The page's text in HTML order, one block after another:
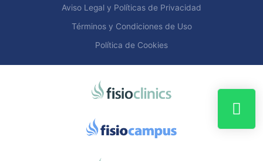
Aviso Legal y Políticas de Privacidad
Términos y Condiciones de Uso
Política de Cookies